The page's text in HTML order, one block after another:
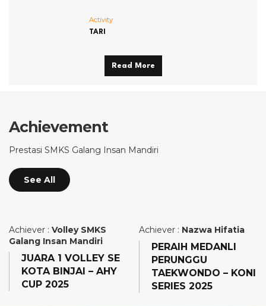
Activity
TARI
Read More
Achievement
Prestasi SMKS Galang Insan Mandiri
See All
Achiever : Volley SMKS
Galang Insan Mandiri
JUARA 1 VOLLEY SE
KOTA BINJAI – AHY
CUP 2025
Achiever : Nazwa Hifatia
PERAIH MEDANLI
PERUNGGU
TAEKWONDO – KONI
SERIES 2025